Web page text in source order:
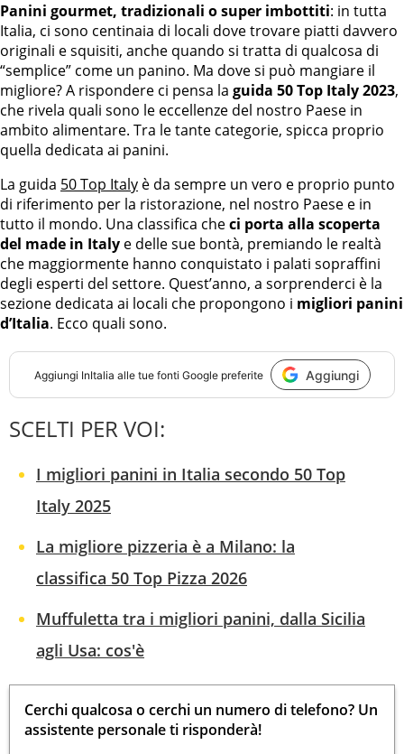
Panini gourmet, tradizionali o super imbottiti: in tutta
Italia, ci sono centinaia di locali dove trovare piatti davvero
originali e squisiti, anche quando si tratta di qualcosa di
“semplice” come un panino. Ma dove si può mangiare il
migliore? A rispondere ci pensa la guida 50 Top Italy 2023,
che rivela quali sono le eccellenze del nostro Paese in
ambito alimentare. Tra le tante categorie, spicca proprio
quella dedicata ai panini.
La guida 50 Top Italy è da sempre un vero e proprio punto
di riferimento per la ristorazione, nel nostro Paese e in
tutto il mondo. Una classifica checi porta alla scoperta
del made in Italy e delle sue bontà, premiando le realtà
che maggiormente hanno conquistato i palati sopraffini
degli esperti del settore. Quest’anno, a sorprenderci è la
sezione dedicata ai locali che propongono i migliori panini
d’Italia. Ecco quali sono.
Aggiungi InItalia alle tue fonti Google preferite Aggiungi
SCELTI PER VOI:
I migliori panini in Italia secondo 50 Top
Italy 2025
La migliore pizzeria è a Milano: la
classifica 50 Top Pizza 2026
Muffuletta tra i migliori panini, dalla Sicilia
agli Usa: cos'è
Cerchi qualcosa o cerchi un numero di telefono? Un
assistente personale ti risponderà!